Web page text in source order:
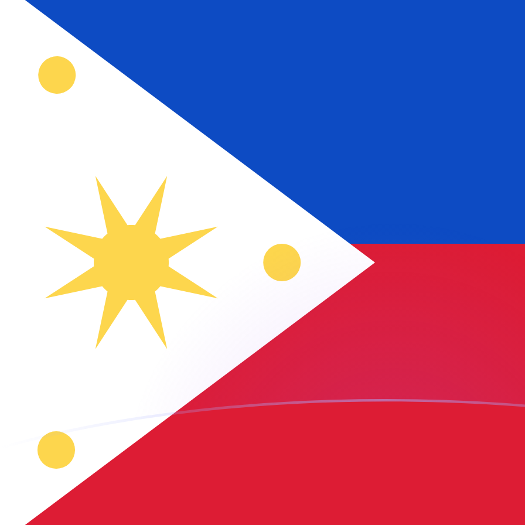
Peso philippin
CAD ,33904
PHP
Taux interbancaire à 16:13 UTC
Parlez avec un expert en devises dès aujourd'hui.Nous pouvons battre les taux des concurrents.
Nous utilisons le taux de marché moyen pour notre convertisseur. Le taux est donné à titre d'information
Vérifiez les taux d'envoi.
Saviez-vous que vous pouvez envoyer de l'argent à l'étranger avec Xe ?
Inscrivez-vous aujourd'hui
Le taux de change de CAD vers PHP aujourd'hui
Convertir Dollar canadien en Peso philippin
PHP
CAD 1 083,48 PHP
CAD 2 166,95
CAD 4 333,9
CAD
10 000